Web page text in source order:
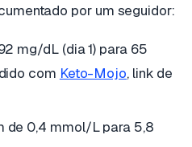
por um seguidor:
mg/dL (dia 1) para 65
com Keto-Mojo, link de
de 0,4 mmol/L para 5,8